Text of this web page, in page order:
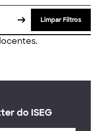
Limpar Filtros
do ISEG